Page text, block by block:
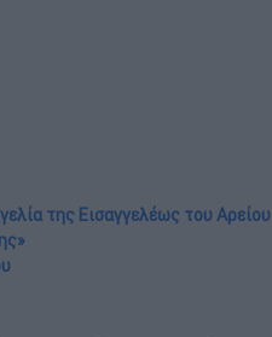
της Εισαγγελέως του